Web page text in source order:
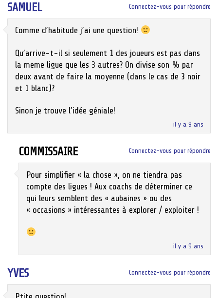
SAMUEL
il y a 9 ans
Comme d’habitude j’ai une question!
Qu’arrive-t-il si seulement 1 des joueurs est pas dans
la meme ligue que les 3 autres? On divise son % par
deux avant de faire la moyenne (dans le cas de 3 noir
et 1 blanc)?
Sinon je trouve l’idée géniale!
Connectez-vous pour répondre
COMMISSAIRE
il y a 9 ans
Pour simplifier « la chose », on ne tiendra pas
compte des ligues ! Aux coachs de déterminer ce
qui leurs semblent des « aubaines » ou des
« occasions » intéressantes à explorer / exploiter !
Connectez-vous pour répondre
YVES Connectez-vous pour répondre